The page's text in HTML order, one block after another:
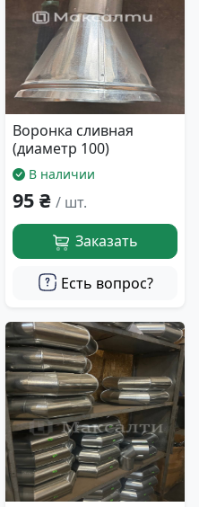
Воронка сливная
(диаметр 100)
В наличии
95 ₴ / шт.
Заказать
Есть вопрос?